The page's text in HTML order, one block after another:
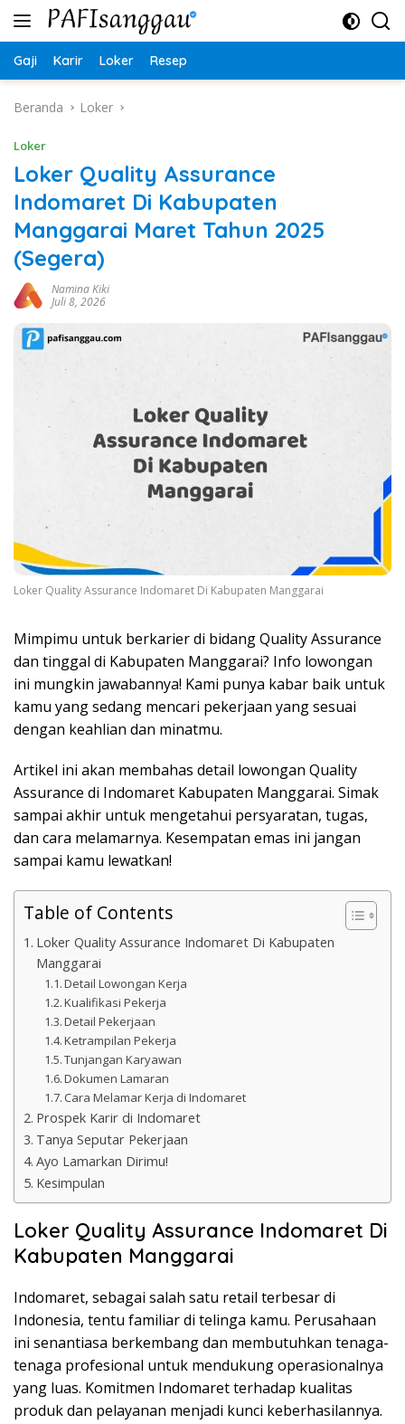
Langsung
Gaji Karir Loker Resep
Beranda Loker
Loker
Loker Quality Assurance
Indomaret Di Kabupaten
Manggarai Maret Tahun 2025
(Segera)
Namina Kiki
Juli 8, 2026
Loker Quality Assurance Indomaret Di Kabupaten Manggarai
Mimpimu untuk berkarier di bidang Quality Assurance
dan tinggal di Kabupaten Manggarai? Info lowongan
ini mungkin jawabannya! Kami punya kabar baik untuk
kamu yang sedang mencari pekerjaan yang sesuai
dengan keahlian dan minatmu.
Artikel ini akan membahas detail lowongan Quality
Assurance di Indomaret Kabupaten Manggarai. Simak
sampai akhir untuk mengetahui persyaratan, tugas,
dan cara melamarnya. Kesempatan emas ini jangan
sampai kamu lewatkan!
Table of Contents
Loker Quality Assurance Indomaret Di Kabupaten
Manggarai
Detail Lowongan Kerja
Kualifikasi Pekerja
Detail Pekerjaan
Ketrampilan Pekerja
Tunjangan Karyawan
Dokumen Lamaran
Cara Melamar Kerja di Indomaret
Prospek Karir di Indomaret
Tanya Seputar Pekerjaan
Ayo Lamarkan Dirimu!
Kesimpulan
Loker Quality Assurance Indomaret Di
Kabupaten Manggarai
Indomaret, sebagai salah satu retail terbesar di
Indonesia, tentu familiar di telinga kamu. Perusahaan
ini senantiasa berkembang dan membutuhkan tenaga-
tenaga profesional untuk mendukung operasionalnya
yang luas. Komitmen Indomaret terhadap kualitas
produk dan pelayanan menjadi kunci keberhasilannya.